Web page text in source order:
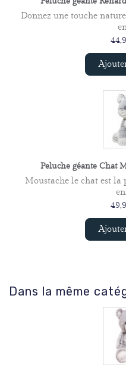
Donnez une touche
Peluche géante Chat
Moustache le chat est la
Dans la même